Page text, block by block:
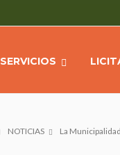
SERVICIOS
NOTICIAS La